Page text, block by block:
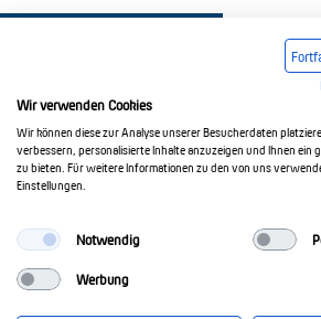
Impressum AGB
© 2017-2026 Doepke
Stellmacherstr. 11
Wir verwenden Cookies
Wir können diese zur Analyse unserer Besucherdaten
verbessern, personalisierte Inhalte anzuzeigen und Ihnen ein
zu bieten. Für weitere Informationen zu den von uns
Einstellungen.
Notwendig
Werbung